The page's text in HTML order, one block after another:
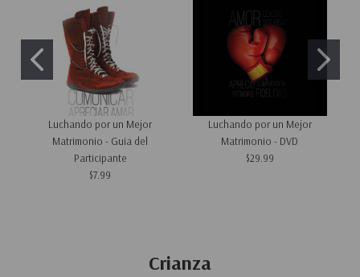
Luchando por un Mejor
Matrimonio - Guia del
Participante
$7.99
Luchando por un Mejor
Matrimonio - DVD
$29.99
Crianza